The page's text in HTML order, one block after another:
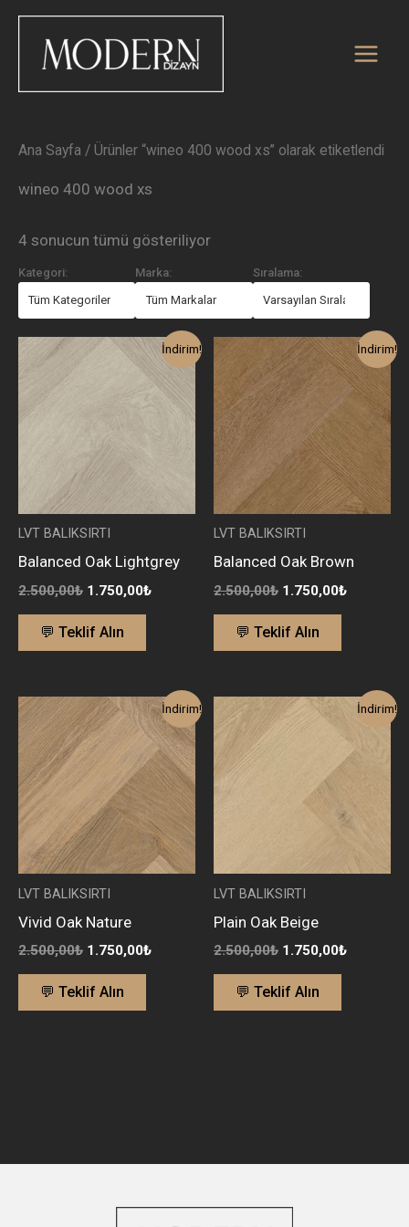
İçeriğe
Ana Sayfa / Ürünler “wineo 400 wood xs” olarak etiketlendi
wineo 400 wood xs
4 sonucun tümü gösteriliyor
yeniye
Kategori: Marka: Sıralama:
İndirim!
LVT BALIKSIRTI
Balanced Oak Lightgrey
2.500,00₺
Orijinal
2.500,00₺.
1.750,00₺
Şu
andaki
fiyat:
1.750,00₺.
💬 Teklif Alın
İndirim!
LVT BALIKSIRTI
Balanced Oak Brown
2.500,00₺
Orijinal
fiyat:
2.500,00₺.
1.750,00₺
Şu
andaki
fiyat:
💬 Teklif Alın
İndirim!
LVT BALIKSIRTI
Vivid Oak Nature
2.500,00₺
Orijinal
fiyat:
2.500,00₺.
1.750,00₺
Şu
andaki
fiyat:
1.750,00₺.
💬 Teklif Alın
İndirim!
LVT BALIKSIRTI
Plain Oak Beige
2.500,00₺
Orijinal
fiyat:
2.500,00₺.
1.750,00₺
Şu
fiyat:
💬 Teklif Alın